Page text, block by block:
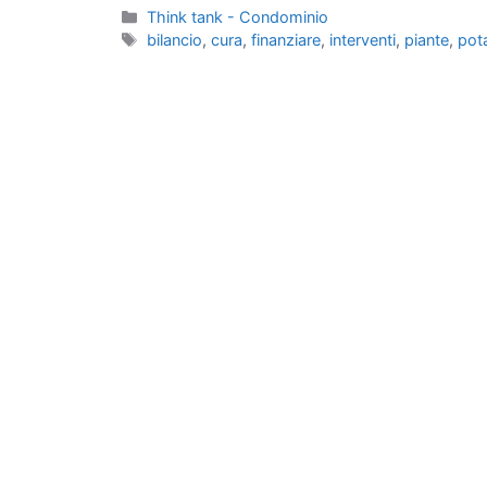
Categorie
Think tank - Condominio
Tag
bilancio,cura,finanziare, interventi, piante,